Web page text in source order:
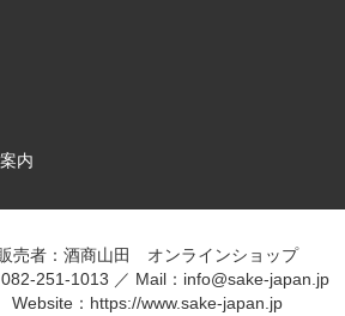
内
売者：酒商山田 オンラインショップ
251-1013 ／ Mail：info@sake-japan.jp
Website： https://www.sake-japan.jp